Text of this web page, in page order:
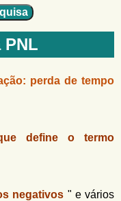
PNL
perda de tempo
define o termo
negativos " e vários